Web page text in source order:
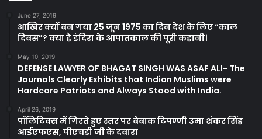
June 27, 2019
आखिर क्यों बन गया 25 जून 1975 का दिन देश के लिए “काल
दिवस”? क्या है इंदिरा के आपातकाल की पूरी कहानी।
May 10, 2019
DEFENSE LAWYER OF BHAGAT SINGH WAS ASAF ALI- The
Journals Clearly Exhibits that Indian Muslims were
Hardcore Patriots and Always Stood with India.
April 26, 2019
पॉलिटिक्स में गिरते हुए स्तर पर बेबाक टिपण्णी उमा शंकर सिंह
आईएफएस, पीएचडी जी के दवारा